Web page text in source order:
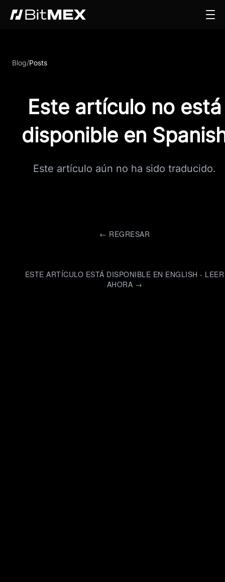
Blog/Posts
Este artículo no está
disponible en
Este artículo aún no ha sido traducido.
← REGRESAR
ESTE ARTÍCULO ESTÁ DISPONIBLE EN ENGLISH - LEER
AHORA →